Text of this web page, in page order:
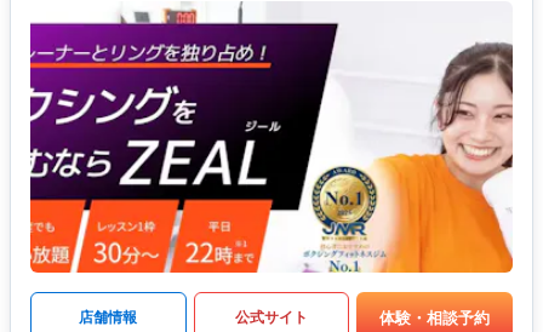
店舗情報 公式サイト 体験・相談予約